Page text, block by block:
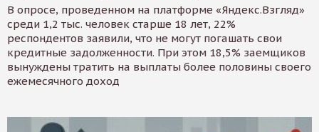
В опросе, проведенном на платформе «Яндекс.Взгляд»
среди 1,2 тыс. человек старше 18 лет, 22%
респондентов заявили, что не могут погашать свои
кредитные задолженности. При этом 18,5% заемщиков
вынуждены тратить на выплаты более половины своего
ежемесячного доход